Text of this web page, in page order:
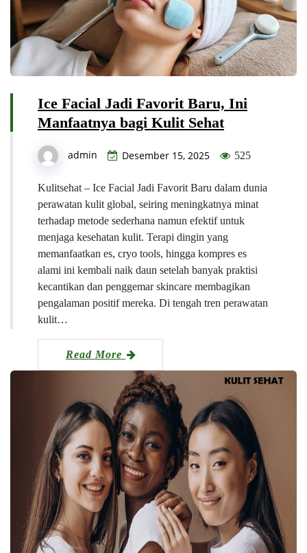
Ice Facial Jadi Favorit Baru, Ini
Manfaatnya bagi Kulit Sehat
admin Desember 15, 2025 525
Kulitsehat – Ice Facial Jadi Favorit Baru dalam dunia
perawatan kulit global, seiring meningkatnya minat
terhadap metode sederhana namun efektif untuk
menjaga kesehatan kulit. Terapi dingin yang
memanfaatkan es, cryo tools, hingga kompres es
alami ini kembali naik daun setelah banyak praktisi
kecantikan dan penggemar skincare membagikan
pengalaman positif mereka. Di tengah tren perawatan
kulit…
Read More